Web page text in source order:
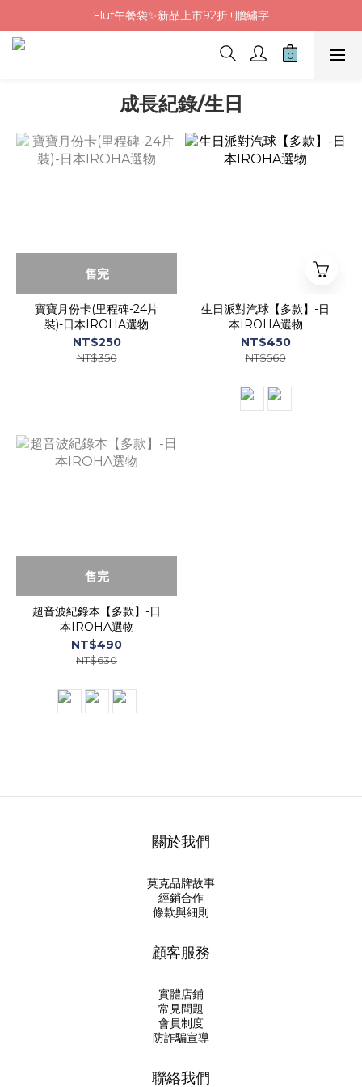
Fluf午餐袋✨新品上市92折+贈繡字
Fluf午餐袋✨新品上市92折+贈繡字
三色碗組上市🍚贈中英文姓名&【水果】雷雕
Fluf午餐袋✨新品上市92折+贈繡字
成長紀錄/生日
售完
寶寶月份卡(里程碑-24片
裝)-日本IROHA選物
NT$250
NT$350
生日派對汽球【多款】-日
本IROHA選物
NT$450
NT$560
售完
超音波紀錄本【多款】-日
本IROHA選物
NT$490
NT$630
關於我們
莫克品牌故事
經銷合作
條款與細則
顧客服務
實體店鋪
常見問題
會員制度
防詐騙宣導
聯絡我們